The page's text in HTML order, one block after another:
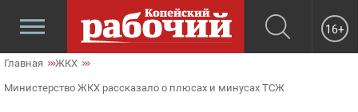
16+
Главная ЖКХ
Министерство ЖКХ рассказало о плюсах и минусах ТСЖ